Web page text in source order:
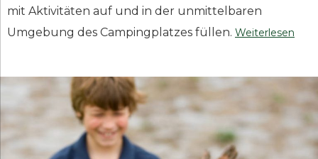
mit Aktivitäten auf und in der unmittelbaren
Umgebung des Campingplatzes füllen. Weiterlesen